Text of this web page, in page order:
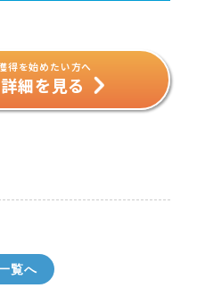
得を始めたい方へ
細を見る
覧へ